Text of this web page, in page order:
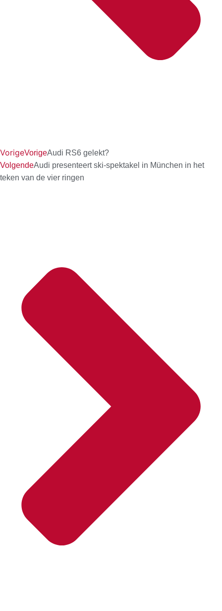
VorigeVorigeAudi RS6 gelekt?
VolgendeAudi presenteert ski-spektakel in München in het
teken van de vier ringen